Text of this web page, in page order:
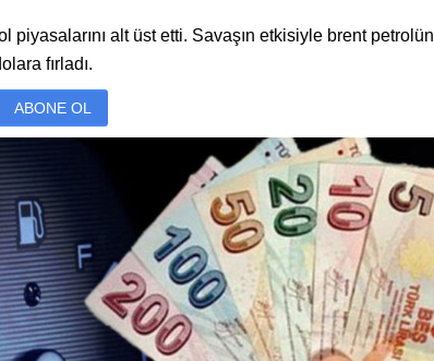
piyasalarını alt üst etti. Savaşın etkisiyle brent petrolün
fırladı.
ABONE OL